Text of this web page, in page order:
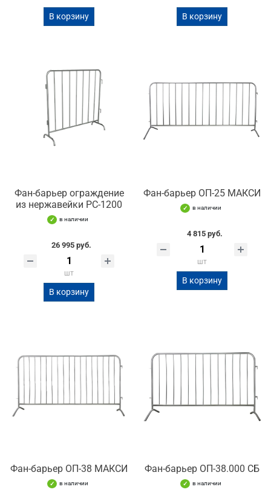
В корзину В корзину
Фан-барьер ограждение
из нержавейки РС-1200
в наличии
26 995 руб.
шт
В корзину
Фан-барьер ОП-25 МАКСИ
в наличии
4 815 руб.
шт
В корзину
Фан-барьер ОП-38 МАКСИ
в наличии
Фан-барьер ОП-38.000 СБ
в наличии